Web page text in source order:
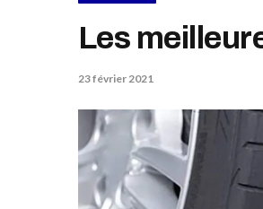
Les
23 février 2021